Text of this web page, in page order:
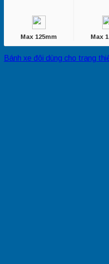
Max 125mm Max
Bánh xe đôi dùng cho trang